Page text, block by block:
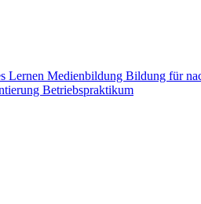
Lernen Medienbildung Bildung für
Betriebspraktikum